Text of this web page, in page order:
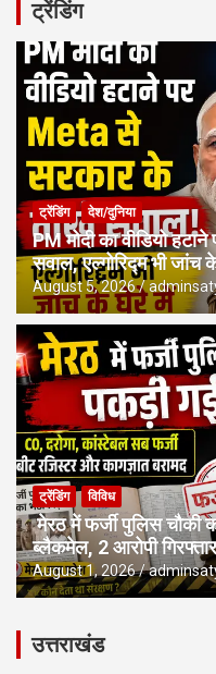
ट्रेंडिंग
ट्रेंडिंग देश/दुनिया
PM मोदी का वीडियो
सवाल, एल्गोरिद्म भी जांच
August 5, 2026
ट्रेंडिंग विविध
मेरठ में फर्जी पुलिस चौकी
ब्लैकमेल, 2 आरोपी
August 1, 2026
उत्तराखंड